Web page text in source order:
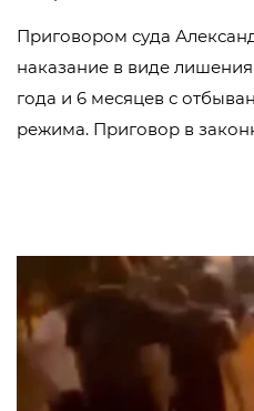
Приговором суда
наказание в виде
года и 6 месяцев с
режима. Приговор в